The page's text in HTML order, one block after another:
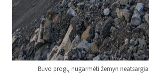
Buvo progų nugarmėti žemyn